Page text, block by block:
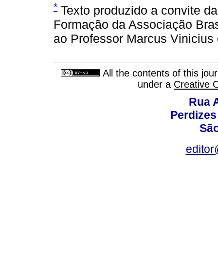
* Texto produzido a convite
Formação da Associação
ao Professor Marcus
All the contents of this
under a Creative
Rua